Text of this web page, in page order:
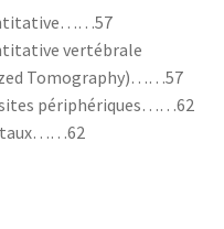
vertébrale
Tomography)……57
sites périphériques……62